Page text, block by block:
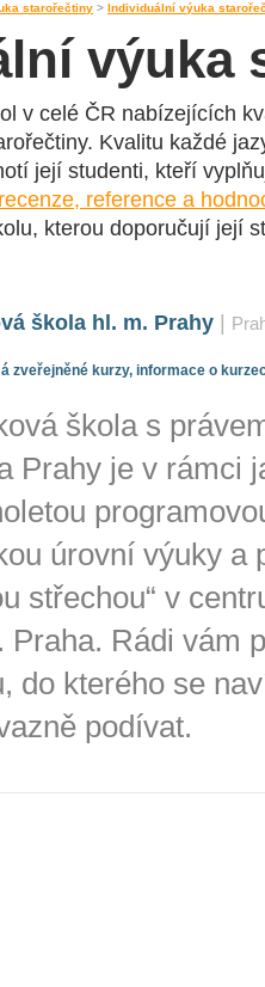
starořečtiny > Individuální výuka
výuka
v celé ČR nabízejících
Kvalitu každé
její studenti, kteří
recenze, reference a
kterou doporučují její
škola hl. m. Prahy
zveřejněné kurzy, informace o
škola s
Prahy je v rámci
úrovní výuky a
střechou“ v
Praha. Rádi vám
do kterého se
podívat.